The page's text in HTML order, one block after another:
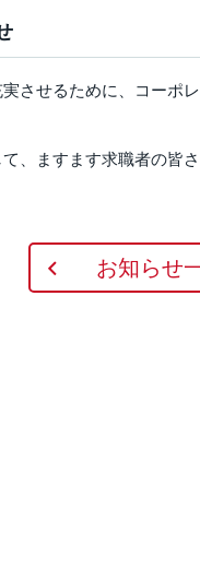
させるために、コーポ
、ますます求職者の皆
お知らせ